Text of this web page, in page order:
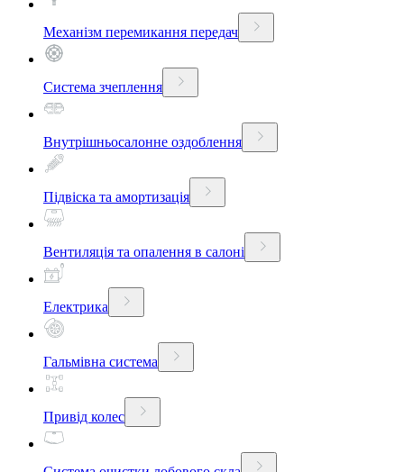
Механізм перемикання передач
Система зчеплення
Внутрішньосалонне оздоблення
Підвіска та амортизація
Вентиляція та опалення в салоні
Електрика
Гальмівна система
Привід колес